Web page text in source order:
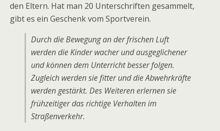
den Eltern. Hat man 20 Unterschriften gesammelt,
gibt es ein Geschenk vom Sportverein.
Durch die Bewegung an der frischen Luft
werden die Kinder wacher und ausgeglichener
und können dem Unterricht besser folgen.
Zugleich werden sie fitter und die Abwehrkräfte
werden gestärkt. Des Weiteren erlernen sie
frühzeitiger das richtige Verhalten im
Straßenverkehr.